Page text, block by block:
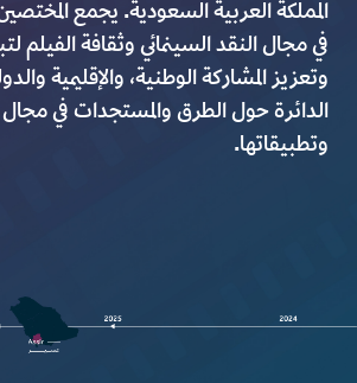
المملكة العربية السعودية. يجمع
في مجال النقد السينمائي وثقافة الفيلم
وتعزيز المشاركة الوطنية، والإقليمية
الدائرة حول الطرق والمستجدات في مجال
وتطبيقاتها.